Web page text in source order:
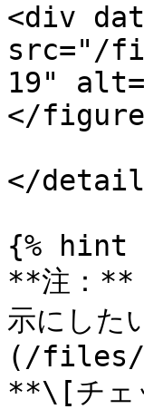
<div
src="/
19"
</
</
{% hint
**注：**
示にした
(/files/
**\[チェ